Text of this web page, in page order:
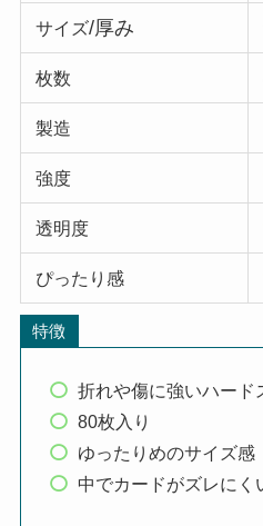
サイズ/厚み
枚数
製造
強度
透明度
ぴったり感
特徴
折れや傷に強いハード
80枚入り
ゆったりめのサイズ感
中でカードがズレにく